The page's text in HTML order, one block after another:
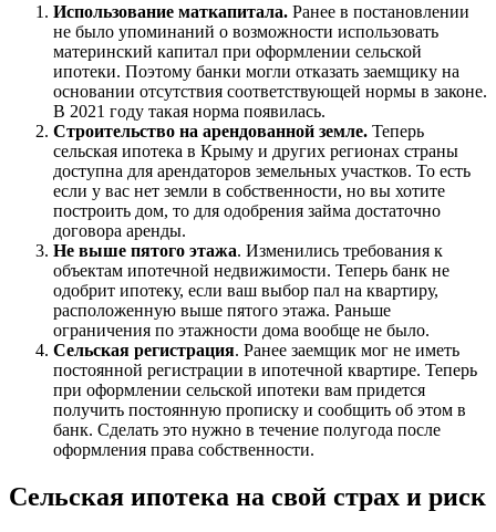
Использование маткапитала. Ранее в постановлении
не было упоминаний о возможности использовать
материнский капитал при оформлении сельской
ипотеки. Поэтому банки могли отказать заемщику на
основании отсутствия соответствующей нормы в законе.
В 2021 году такая норма появилась.
Строительство на арендованной земле. Теперь
сельская ипотека в Крыму и других регионах страны
доступна для арендаторов земельных участков. То есть
если у вас нет земли в собственности, но вы хотите
построить дом, то для одобрения займа достаточно
договора аренды.
Не выше пятого этажа. Изменились требования к
объектам ипотечной недвижимости. Теперь банк не
одобрит ипотеку, если ваш выбор пал на квартиру,
расположенную выше пятого этажа. Раньше
ограничения по этажности дома вообще не было.
Сельская регистрация. Ранее заемщик мог не иметь
постоянной регистрации в ипотечной квартире. Теперь
при оформлении сельской ипотеки вам придется
получить постоянную прописку и сообщить об этом в
банк. Сделать это нужно в течение полугода после
оформления права собственности.
Сельская ипотека на свой страх и риск